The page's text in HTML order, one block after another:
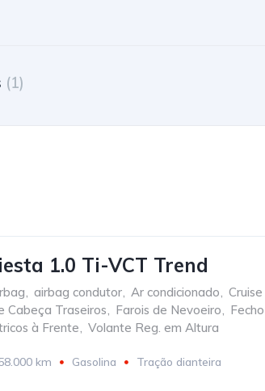
(1)
1.0 Ti-VCT Trend
, airbag condutor, Ar condicionado,
Cabeça Traseiros, Farois de Nevoeiro,
à Frente, Volante Reg. em Altura
km Gasolina Tração dianteira